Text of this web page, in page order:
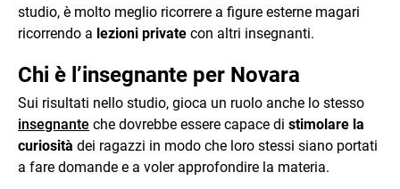
studio, è molto meglio ricorrere a figure esterne magari
ricorrendo a lezioni private con altri insegnanti.
Chi è l’insegnante per Novara
Sui risultati nello studio, gioca un ruolo anche lo stesso
insegnante che dovrebbe essere capace di stimolare la
curiosità dei ragazzi in modo che loro stessi siano portati
a fare domande e a voler approfondire la materia.